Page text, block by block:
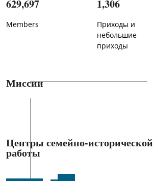
629,697
Members
1,306
Приходы и
небольшие
приходы
Миссии
Центры семейно-исторической
работы